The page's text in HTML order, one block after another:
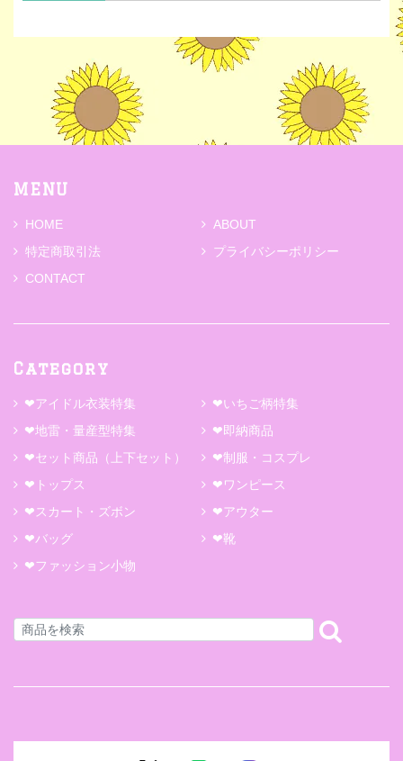
MENU
HOME
ABOUT
特定商取引法
プライバシーポリシー
CONTACT
Category
❤アイドル衣装特集
❤いちご柄特集
❤地雷・量産型特集
❤即納商品
❤セット商品（上下セット）
❤制服・コスプレ
❤トップス
❤ワンピース
❤スカート・ズボン
❤アウター
❤バッグ
❤靴
❤ファッション小物